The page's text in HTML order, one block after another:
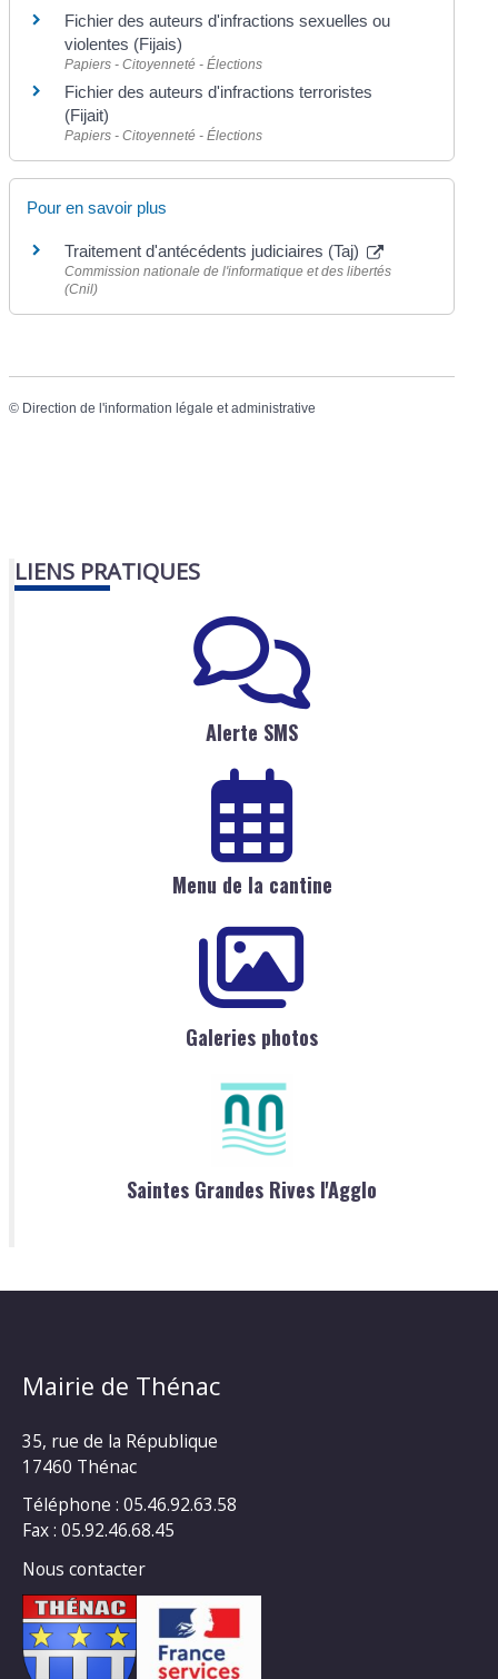
Fichier des auteurs d'infractions sexuelles ou
violentes (Fijais)
Papiers - Citoyenneté - Élections
Fichier des auteurs d'infractions terroristes
(Fijait)
Papiers - Citoyenneté - Élections
Pour en savoir plus
Traitement d'antécédents judiciaires (Taj)
Commission nationale de l'informatique et des libertés
(Cnil)
© Direction de l'information légale et administrative
LIENS PRATIQUES
Alerte SMS
Menu de la cantine
Galeries photos
Saintes Grandes Rives l'Agglo
Mairie de Thénac
35, rue de la République
17460 Thénac
Téléphone : 05.46.92.63.58
Fax : 05.92.46.68.45
Nous contacter